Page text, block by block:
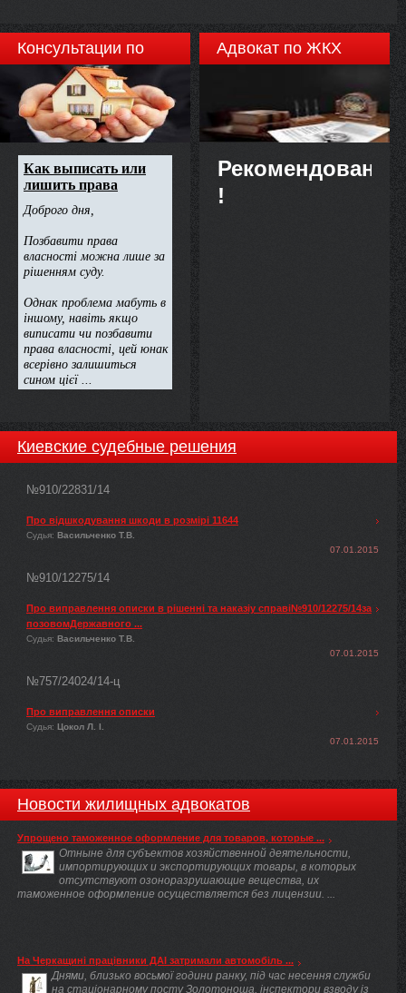
Консультации по
недвижимости
Адвокат по ЖКХ
Рекомендовано
!
Киевские судебные решения
№910/22831/14
Про відшкодування шкоди в розмірі 11644
Судья: Васильченко Т.В.
07.01.2015
№910/12275/14
Про виправлення описки в рішенні та наказіу справі№910/12275/14за
позовомДержавного ...
Судья: Васильченко Т.В.
07.01.2015
№757/24024/14-ц
Про виправлення описки
Судья: Цокол Л. І.
07.01.2015
Новости жилищных адвокатов
Упрощено таможенное оформление для товаров, которые ...
Отныне для субъектов хозяйственной деятельности,
импортирующих и экспортирующих товары, в которых
отсутствуют озоноразрушающие вещества, их
таможенное оформление осуществляется без лицензии. ...
На Черкащині працівники ДАІ затримали автомобіль ...
Днями, близько восьмої години ранку, під час несення служби
на стаціонарному посту Золотоноша, інспектори взводу із